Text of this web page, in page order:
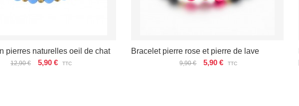
pierres naturelles oeil de chat
12,90 € 5,90 € TTC
Bracelet pierre rose et pierre de lave
9,90 € 5,90 € TTC